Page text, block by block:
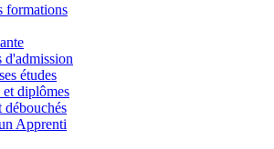
formations
d'admission
études
diplômes
débouchés
Apprenti